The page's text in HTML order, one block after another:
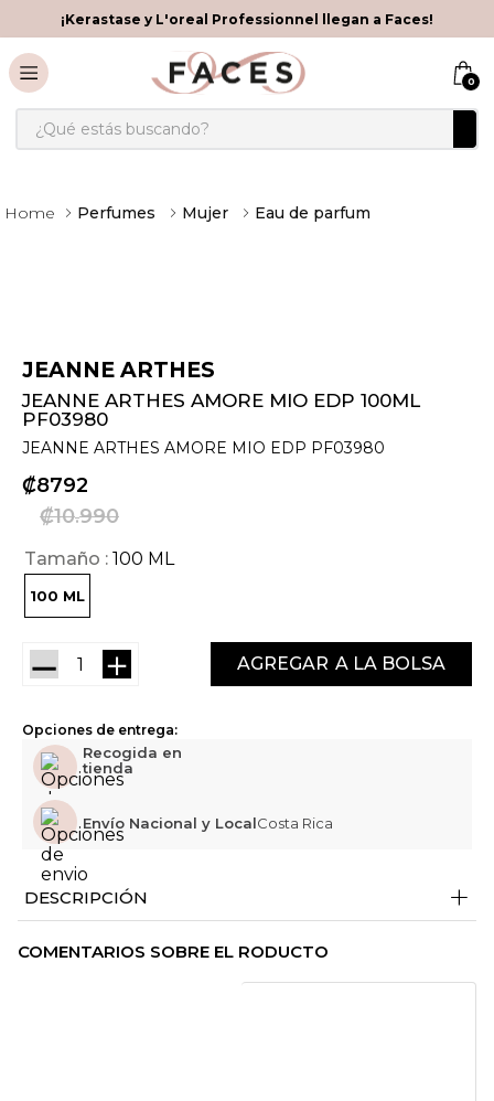
¡Kerastase y L'oreal Professionnel llegan a Faces!
0
¿Qué estás buscando?
Perfumes Mujer Eau de parfum
JEANNE ARTHES
JEANNE ARTHES AMORE MIO EDP 100ML
PF03980
JEANNE ARTHES AMORE MIO EDP PF03980
₡8792
₡10990
Tamaño 100 ML
100 ML
＋
－ AGREGAR
Opciones de entrega:
Recogida en
tienda
Envío Nacional y LocalCosta Rica
DESCRIPCIÓN +
COMENTARIOS SOBRE EL RODUCTO